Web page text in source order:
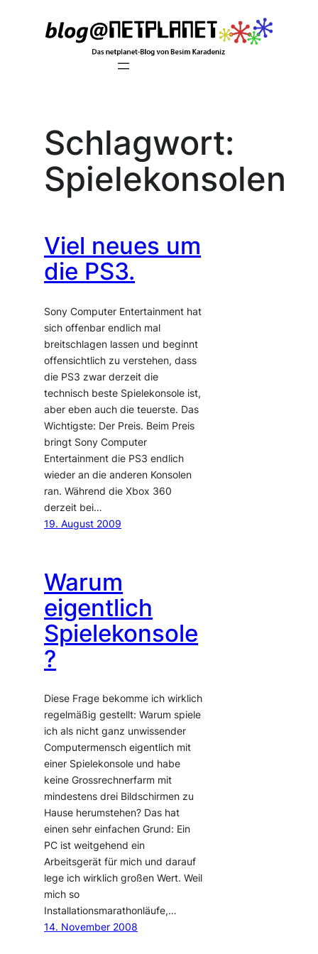
Schlagwort:
Spielekonsolen
Viel neues um
die PS3.
Sony Computer Entertainment hat
sich offenbar endlich mal
breitschlagen lassen und beginnt
offensichtlich zu verstehen, dass
die PS3 zwar derzeit die
technisch beste Spielekonsole ist,
aber eben auch die teuerste. Das
Wichtigste: Der Preis. Beim Preis
bringt Sony Computer
Entertainment die PS3 endlich
wieder an die anderen Konsolen
ran. Während die Xbox 360
derzeit bei…
19. August 2009
Warum
eigentlich
Spielekonsole
?
Diese Frage bekomme ich wirklich
regelmäßig gestellt: Warum spiele
ich als nicht ganz unwissender
Computermensch eigentlich mit
einer Spielekonsole und habe
keine Grossrechnerfarm mit
mindestens drei Bildschirmen zu
Hause herumstehen? Das hat
einen sehr einfachen Grund: Ein
PC ist weitgehend ein
Arbeitsgerät für mich und darauf
lege ich wirklich großen Wert. Weil
mich so
Installationsmarathonläufe,…
14. November 2008